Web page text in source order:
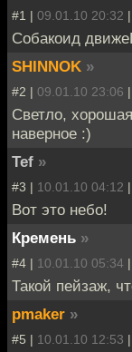
#1 | 09.01.10 20:32 |
Собакоид
SHINNOK »
#2 | 09.01.10 23:06 |
Светло,
наверное :)
Tef »
#3 | 10.01.10 04:12 |
Вот это небо!
Кремень »
#4 | 10.01.10 05:34 |
Такой пейзаж,
pmaker »
#5 | 10.01.10 12:53 |